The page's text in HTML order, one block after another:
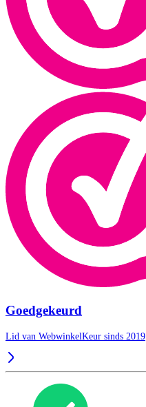
Goedgekeurd
Lid van WebwinkelKeur sinds 2019